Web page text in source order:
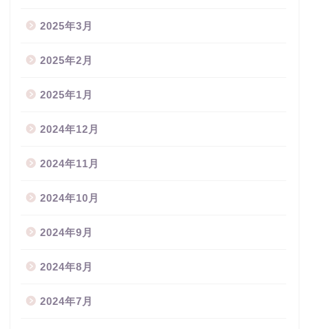
2025年3月
2025年2月
2025年1月
2024年12月
2024年11月
2024年10月
2024年9月
2024年8月
2024年7月